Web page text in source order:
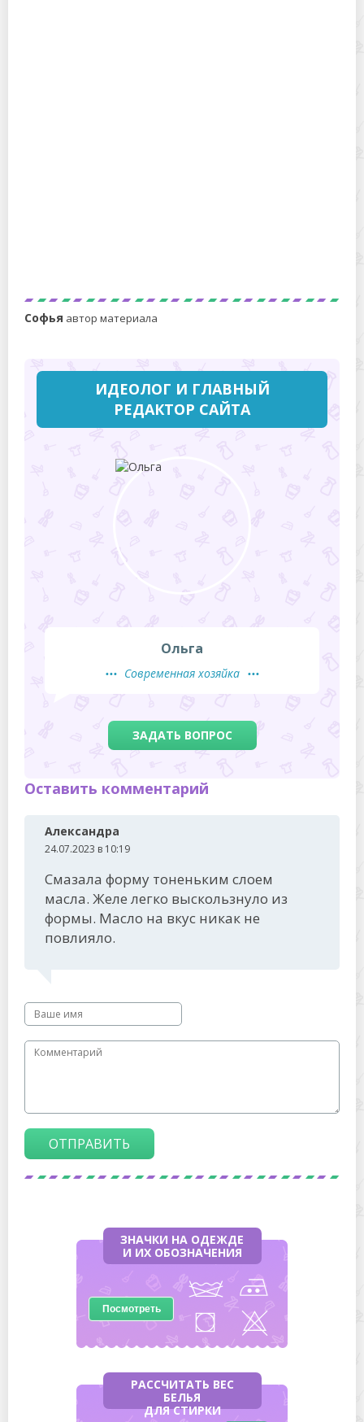
Софья автор материала
ИДЕОЛОГ И ГЛАВНЫЙ
РЕДАКТОР САЙТА
Ольга
Современная хозяйка
ЗАДАТЬ ВОПРОС
Оставить комментарий
Александра
24.07.2023 в 10:19
Смазала форму тоненьким слоем
масла. Желе легко выскользнуло из
формы. Масло на вкус никак не
повлияло.
ОТПРАВИТЬ
ЗНАЧКИ НА ОДЕЖДЕ
И ИХ ОБОЗНАЧЕНИЯ
Посмотреть
РАССЧИТАТЬ ВЕС
БЕЛЬЯ
ДЛЯ СТИРКИ